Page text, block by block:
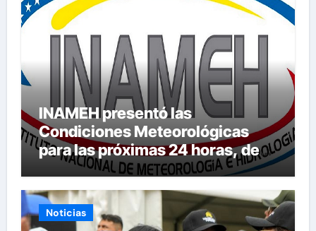
INAMEH presentó las
Condiciones Meteorológicas
para las próximas 24 horas, de
este jueves 6 de agosto 2026
Noticias